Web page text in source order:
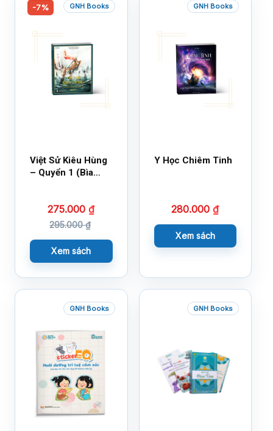
-7% GNH Books
Việt Sử Kiêu Hùng
– Quyển 1 (Bìa
275.000₫
295.000₫
Xem sách
GNH Books
Y Học Chiêm Tinh
280.000₫
Xem sách
GNH Books GNH Books